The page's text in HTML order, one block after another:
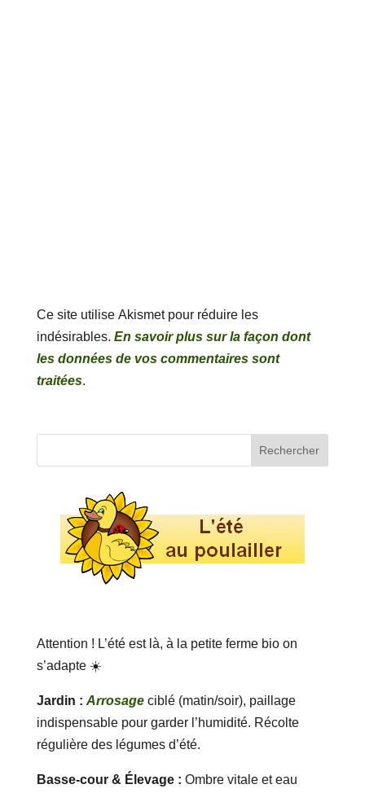
Ce site utilise Akismet pour réduire les
indésirables. En savoir plus sur la façon dont
les données de vos commentaires sont
traitées.
Attention ! L’été est là, à la petite ferme bio on
s’adapte ☀️
Jardin : Arrosageciblé (matin/soir), paillage
indispensable pour garder l’humidité. Récolte
régulière des légumes d’été.
Basse-cour & Élevage : Ombre vitale et eau